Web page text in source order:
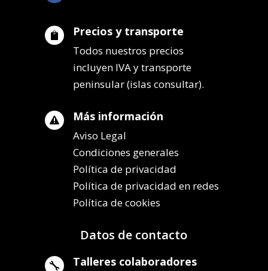
 Precios y transporte
Todos nuestros precios
incluyen IVA y transporte
peninsular (islas consultar).
 Más información
Aviso Legal
Condiciones generales
Política de privacidad
Política de privacidad en redes
Política de cookies
Datos de contacto
 Talleres colaboradores